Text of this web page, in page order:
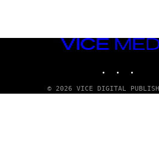
VICE
© 2026 VICE DIGITAL